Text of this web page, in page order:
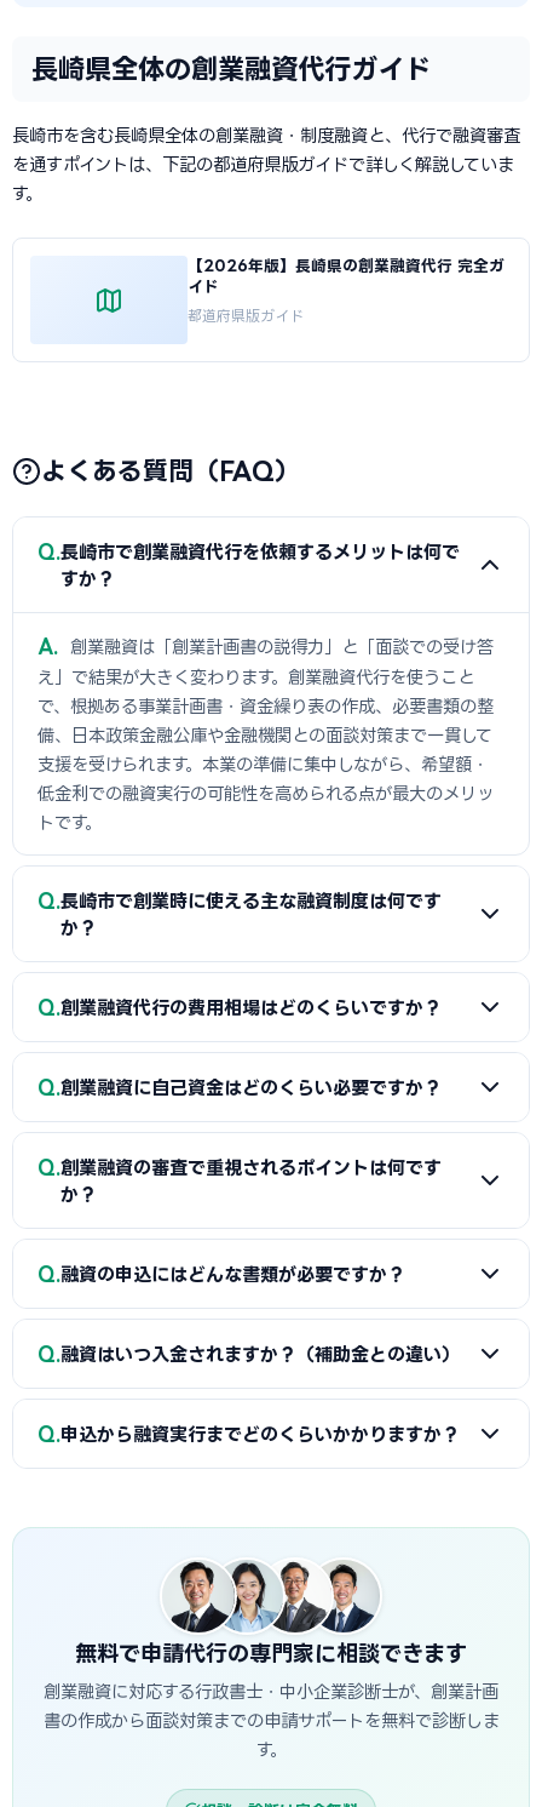
長崎県全体の創業融資代行ガイド
長崎市を含む長崎県全体の創業融資・制度融資と、代行で融資審査
を通すポイントは、下記の都道府県版ガイドで詳しく解説していま
す。
【2026年版】長崎県の創業融資代行 完全ガ
イド
都道府県版ガイド
よくある質問（FAQ）
Q 長崎市で創業融資代行を依頼するメリットは何で
すか？
A
創業融資は「創業計画書の説得力」と「面談での受け答
え」で結果が大きく変わります。創業融資代行を使うこと
で、根拠ある事業計画書・資金繰り表の作成、必要書類の整
備、日本政策金融公庫や金融機関との面談対策まで一貫して
支援を受けられます。本業の準備に集中しながら、希望額・
低金利での融資実行の可能性を高められる点が最大のメリッ
トです。
Q 長崎市で創業時に使える主な融資制度は何です
か？
A
日本政策金融公庫の「新規開業資金」、信用保証協会の
薦の「マル経融資」などが中心です。実績の浅い創業期で
も、原則無担保・無保証人で利用できる制度が複数ありま
Q 創業融資代行の費用相場はどのくらいですか？
A
一般的に「着手金（無料〜数万円）＋成功報酬（融資実
所もあります。融資額や難易度で異なるため、契約前に見積
もりと報酬条件を必ず確認しましょう。当サイトでは長崎市
に対応した実績豊富な専門家を無料でご紹介しています。
Q 創業融資に自己資金はどのくらい必要ですか？
A
制度上の自己資金要件は緩和傾向にありますが、実務で
は希望融資額の1〜3割程度の自己資金があると審査で有利と
歴」です。通帳で計画的な資金準備を示せると評価が高まり
ます。一時的な借入による見せ金は逆効果なので避けましょ
Q 創業融資の審査で重視されるポイントは何です
か？
A
①自己資金の額と出所、②事業の経験・スキル、③創業
長崎市の市場環境や自身の強みを踏まえた、堅実かつ実現可
能な計画ほど高く評価されます。創業融資代行はこの作り込
Q 融資の申込にはどんな書類が必要ですか？
A
一般的に、創業計画書、資金繰り表、見積書、自己資金
決算書などが必要です。創業融資代行はこれらの書類作成・
整備と不備チェックを代行し、面談で説明すべき要点まで準
Q 融資はいつ入金されますか？（補助金との違い）
A
融資は補助金と違い「前払い」です。審査通過・契約後
Q 申込から融資実行までどのくらいかかりますか？
資実行までおおむね3週間〜1.5か月程度が目安です。信用保
証協会・制度融資は金融機関と保証協会の二段階審査のた
め、もう少し時間がかかる場合があります。創業スケジュール
から逆算し、早めに準備を始めることが重要です。
無料で申請代行の専門家に相談できます
創業融資に対応する行政書士・中小企業診断士が、創業計画
書の作成から面談対策までの申請サポートを無料で診断しま
す。